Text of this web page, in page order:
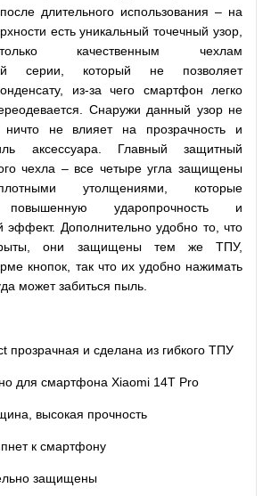
длительного использования – на
есть уникальный точечный узор,
качественным чехлам
серии, который не позволяет
из-за чего смартфон легко
Снаружи данный узор не
ничто не влияет на прозрачность и
аксессуара. Главный защитный
чехла – все четыре угла защищены
утолщениями, которые
повышенную ударопрочность и
эффект. Дополнительно удобно то, что
они защищены тем же ТПУ,
кнопок, так что их удобно нажимать
может забиться пыль.
прозрачная и сделана из гибкого ТПУ
для смартфона Xiaomi 14T Pro
высокая прочность
к смартфону
защищены